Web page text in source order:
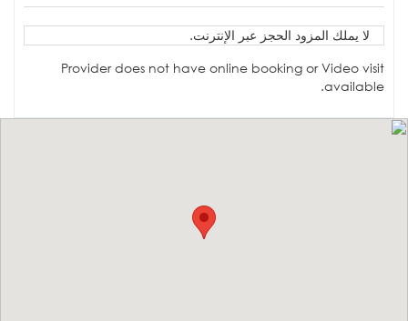
لا يملك المزود الحجز عبر الإنترنت.
Provider does not have online booking or Video visit
available.